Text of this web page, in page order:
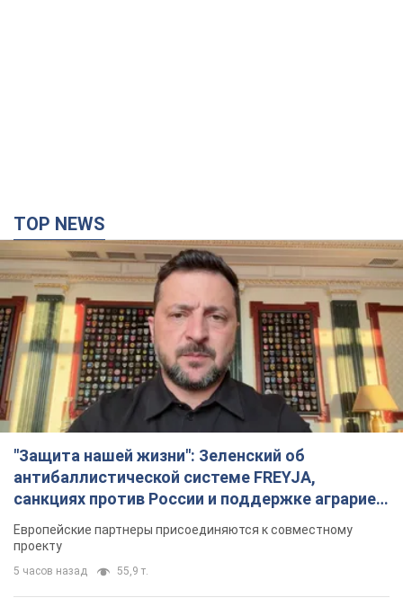
TOP NEWS
"Защита нашей жизни": Зеленский об
антибаллистической системе FREYJA,
санкциях против России и поддержке аграриев.
Видео
Европейские партнеры присоединяются к совместному
проекту
5 часов назад 55,9 т.